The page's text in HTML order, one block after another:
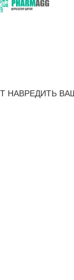
НАВРЕДИТЬ